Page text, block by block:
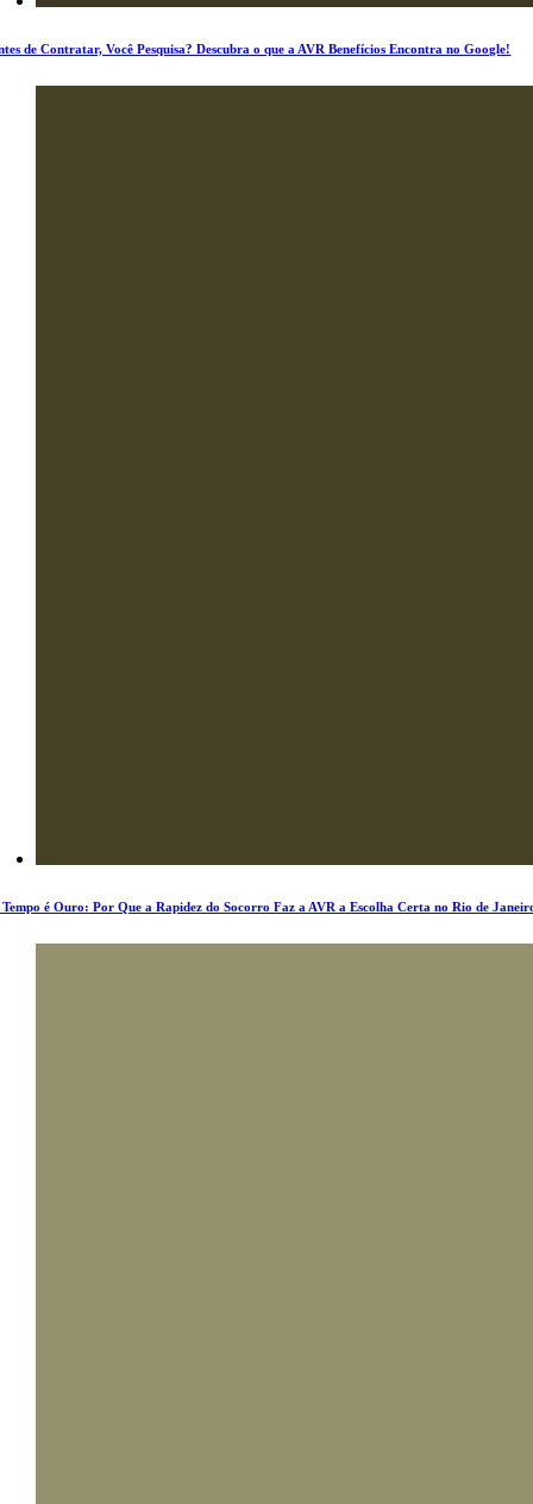
de Contratar, Você Pesquisa? Descubra o que a AVR Benefícios Encontra no Google!
Tempo é Ouro: Por Que a Rapidez do Socorro Faz a AVR a Escolha Certa no Rio de